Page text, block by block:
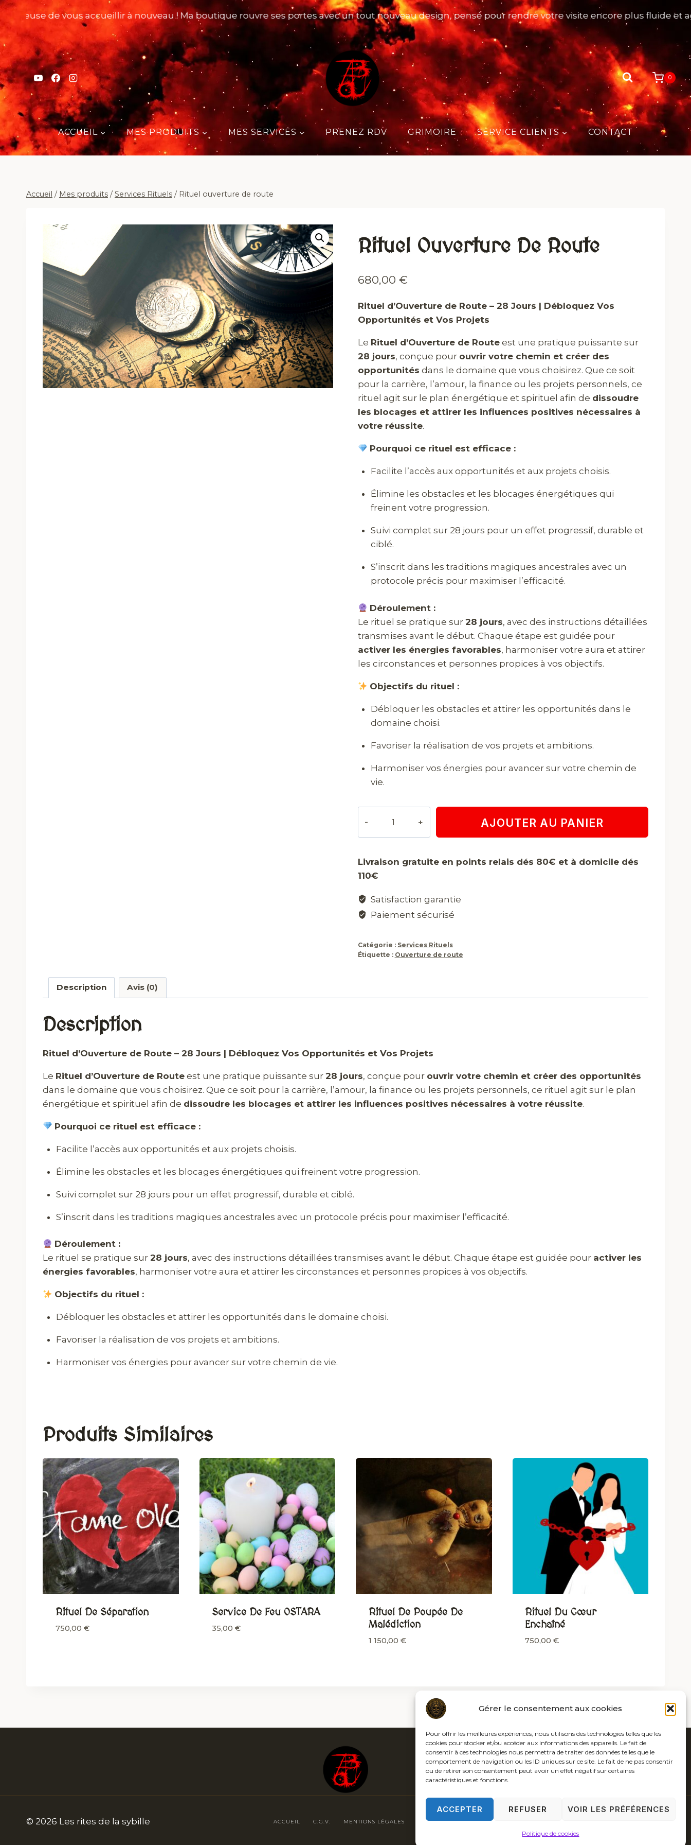
Gérer le consentement aux cookies
Pour offrir les meilleures expériences, nous utilisons des technologies telles que les
cookies pour stocker et/ou accéder aux informations des appareils. Le fait de
consentir à ces technologies nous permettra de traiter des données telles que le
comportement de navigation ou les ID uniques sur ce site. Le fait de ne pas consentir
ou de retirer son consentement peut avoir un effet négatif sur certaines
caractéristiques et fonctions.
ACCEPTER REFUSER VOIR LES PRÉFÉRENCES
Politique de cookies
Aller
contenu
de vous accueillir à nouveau ! Ma boutique rouvre ses portes avec un tout nouveau design, pensé pour rendre votre visite encore plus fluide et
0
ACCUEIL MES PRODUITS MES SERVICES PRENEZ RDV GRIMOIRE SERVICE CLIENTS CONTACT
Accueil / Mes produits / Services Rituels / Rituel ouverture de route
Rituel Ouverture De Route
680,00 €
Rituel d’Ouverture de Route – 28 Jours | Débloquez Vos
Opportunités et Vos Projets
Le Rituel d’Ouverture de Routeest une pratique puissante sur
28 jours, conçue pour ouvrir votre chemin et créer des
opportunités dans le domaine que vous choisirez. Que ce soit
pour la carrière, l’amour, la finance ou les projets personnels, ce
rituel agit sur le plan énergétique et spirituel afin de dissoudre
les blocages et attirer les influences positives nécessaires à
votre réussite.
Pourquoi ce rituel est efficace :
Facilite l’accès aux opportunités et aux projets choisis.
Élimine les obstacles et les blocages énergétiques qui
freinent votre progression.
Suivi complet sur 28 jours pour un effet progressif, durable et
ciblé.
S’inscrit dans les traditions magiques ancestrales avec un
protocole précis pour maximiser l’efficacité.
Déroulement :
Le rituel se pratique sur 28 jours, avec des instructions détaillées
transmises avant le début. Chaque étape est guidée pour
activer les énergies favorables, harmoniser votre aura et attirer
les circonstances et personnes propices à vos objectifs.
Objectifs du rituel :
Débloquer les obstacles et attirer les opportunités dans le
domaine choisi.
Favoriser la réalisation de vos projets et ambitions.
Harmoniser vos énergies pour avancer sur votre chemin de
vie.
Rituel
AJOUTER AU PANIER
Livraison gratuite en points relais dés 80€ et à domicile dés
110€
Satisfaction garantie
Paiement sécurisé
Catégorie : Services Rituels
Étiquette : Ouverture de route
Description Avis (0)
Description
Rituel d’Ouverture de Route – 28 Jours | Débloquez Vos Opportunités et Vos Projets
Le Rituel d’Ouverture de Route est une pratique puissante sur 28 jours, conçue pour ouvrir votre chemin et créer des opportunités
dans le domaine que vous choisirez. Que ce soit pour la carrière, l’amour, la finance ou les projets personnels, ce rituel agit sur le plan
énergétique et spirituel afin de dissoudre les blocages et attirer les influences positives nécessaires à votre réussite.
Pourquoi ce rituel est efficace :
Facilite l’accès aux opportunités et aux projets choisis.
Élimine les obstacles et les blocages énergétiques qui freinent votre progression.
Suivi complet sur 28 jours pour un effet progressif, durable et ciblé.
S’inscrit dans les traditions magiques ancestrales avec un protocole précis pour maximiser l’efficacité.
Déroulement :
Le rituel se pratique sur 28 jours, avec des instructions détaillées transmises avant le début. Chaque étape est guidée pour activer les
énergies favorables, harmoniser votre aura et attirer les circonstances et personnes propices à vos objectifs.
Objectifs du rituel :
Débloquer les obstacles et attirer les opportunités dans le domaine choisi.
Favoriser la réalisation de vos projets et ambitions.
Harmoniser vos énergies pour avancer sur votre chemin de vie.
Produits Similaires
Rituel De Séparation
750,00 €
Service De Feu OSTARA
35,00 €
Rituel De Poupée De
Malédiction
1 150,00 €
Rituel Du Cœur
Enchaîné
750,00 €
© 2026 Les rites de la sybille ACCUEIL C.G.V. MENTIONS LÉGALES POLITIQUE DE COOKIES (UE)